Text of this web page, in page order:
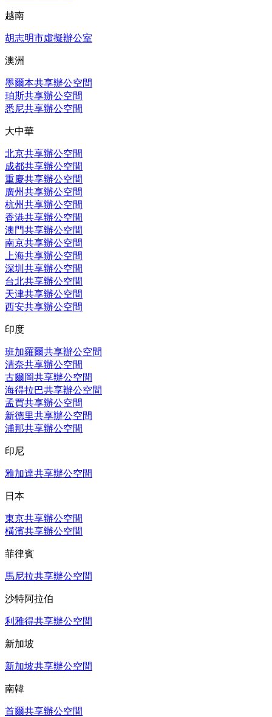
越南
胡志明市虛擬辦公室
澳洲
墨爾本共享辦公空間
珀斯共享辦公空間
悉尼共享辦公空間
大中華
北京共享辦公空間
成都共享辦公空間
重慶共享辦公空間
廣州共享辦公空間
杭州共享辦公空間
香港共享辦公空間
澳門共享辦公空間
南京共享辦公空間
上海共享辦公空間
深圳共享辦公空間
台北共享辦公空間
天津共享辦公空間
西安共享辦公空間
印度
班加羅爾共享辦公空間
清奈共享辦公空間
古爾岡共享辦公空間
海得拉巴共享辦公空間
孟買共享辦公空間
新德里共享辦公空間
浦那共享辦公空間
印尼
雅加達共享辦公空間
日本
東京共享辦公空間
橫濱共享辦公空間
菲律賓
馬尼拉共享辦公空間
沙特阿拉伯
利雅得共享辦公空間
新加坡
新加坡共享辦公空間
南韓
首爾共享辦公空間